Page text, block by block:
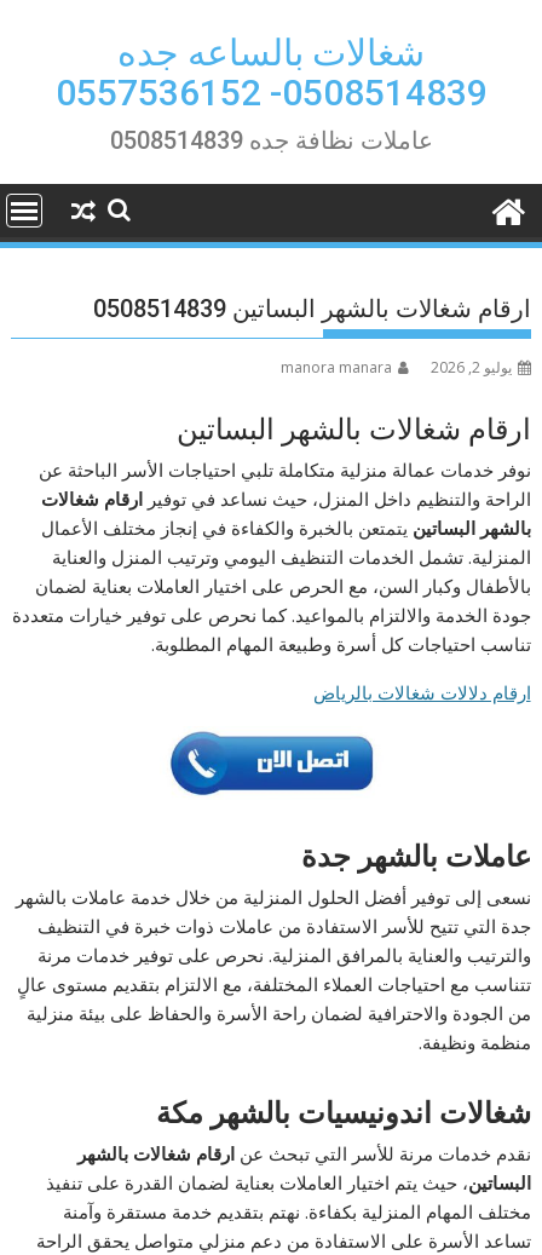
شغالات بالساعه جده
0508514839- 0557536152
عاملات نظافة جده 0508514839
ارقام شغالات بالشهر البساتين 0508514839
يوليو 2, 2026 manora manara
ارقام شغالات بالشهر البساتين
نوفر خدمات عمالة منزلية متكاملة تلبي احتياجات الأسر الباحثة عن
الراحة والتنظيم داخل المنزل، حيث نساعد في توفيرارقام شغالات
بالشهر البساتين يتمتعن بالخبرة والكفاءة في إنجاز مختلف الأعمال
المنزلية. تشمل الخدمات التنظيف اليومي وترتيب المنزل والعناية
بالأطفال وكبار السن، مع الحرص على اختيار العاملات بعناية لضمان
جودة الخدمة والالتزام بالمواعيد. كما نحرص على توفير خيارات متعددة
تناسب احتياجات كل أسرة وطبيعة المهام المطلوبة.
ارقام دلالات شغالات بالرياض
عاملات بالشهر جدة
نسعى إلى توفير أفضل الحلول المنزلية من خلال خدمة عاملات بالشهر
جدة التي تتيح للأسر الاستفادة من عاملات ذوات خبرة في التنظيف
والترتيب والعناية بالمرافق المنزلية. نحرص على توفير خدمات مرنة
تتناسب مع احتياجات العملاء المختلفة، مع الالتزام بتقديم مستوى عالٍ
من الجودة والاحترافية لضمان راحة الأسرة والحفاظ على بيئة منزلية
منظمة ونظيفة.
شغالات اندونيسيات بالشهر مكة
نقدم خدمات مرنة للأسر التي تبحث عنارقام شغالات بالشهر
البساتين، حيث يتم اختيار العاملات بعناية لضمان القدرة على تنفيذ
مختلف المهام المنزلية بكفاءة. نهتم بتقديم خدمة مستقرة وآمنة
تساعد الأسرة على الاستفادة من دعم منزلي متواصل يحقق الراحة